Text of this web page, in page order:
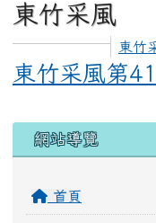
東竹采風
東竹
東竹采風第
左邊區域內容
網站導覽
首頁